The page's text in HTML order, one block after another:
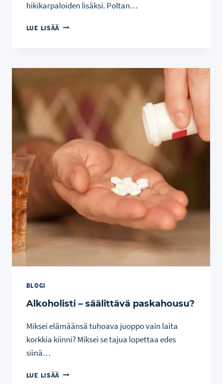
hikikarpaloiden lisäksi. Poltan…
LUE LISÄÄ VESSASTA
BLOGI
Alkoholisti – säälittävä paskahousu?
Miksei elämäänsä tuhoava juoppo vain laita
korkkia kiinni? Miksei se tajua lopettaa edes
siinä…
LUE LISÄÄ ALKOHOLISTI